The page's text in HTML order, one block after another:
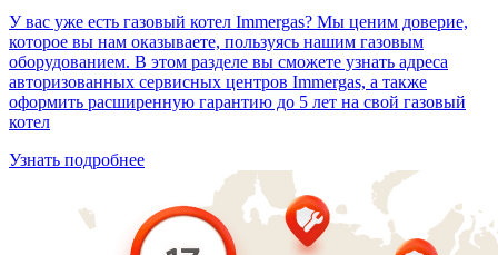
У вас уже есть газовый котел Immergas? Мы ценим доверие,
которое вы нам оказываете, пользуясь нашим газовым
оборудованием. В этом разделе вы сможете узнать адреса
авторизованных сервисных центров Immergas, а также
оформить расширенную гарантию до 5 лет на свой газовый
котел
Узнать подробнее